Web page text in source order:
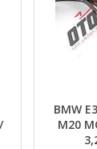
BMW
M20